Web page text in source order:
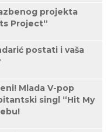
projekta
Project“
postati i vaša
Mlada V-pop
singl “Hit My